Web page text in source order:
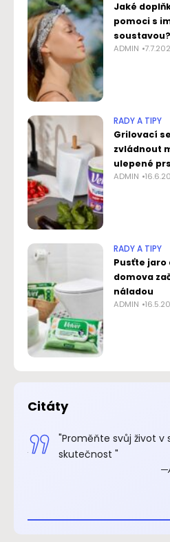
Jaké
pomoci s
soustavou?
ADMIN
RADY A TIPY
Grilovací
zvládnout
ulepené
ADMIN
RADY A TIPY
Pusťte jaro
domova
náladou
ADMIN
Citáty
"Proměňte svůj život v
skutečnost "